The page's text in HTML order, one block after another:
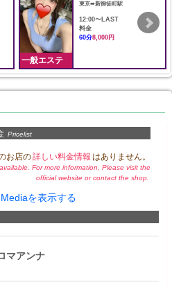
一般エステ
東京➠新御徒町駅
12:00〜LAST
料金
60分8,000円
Pricelist
お店の詳しい料金情報 はありません。
For more information, Please visit the
official website or contact the shop.
を表示する
マアンナ